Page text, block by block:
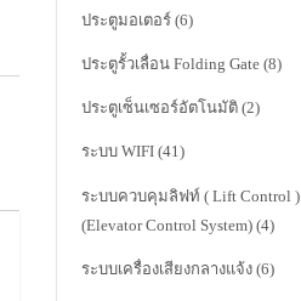
ประตูมอเตอร์ (6)
ประตูรั้วเลื่อน Folding Gate (8)
ประตูเซ็นเซอร์อัตโนมัติ (2)
ระบบ WIFI (41)
ระบบควบคุมลิฟท์ ( Lift Control )
(Elevator Control System) (4)
ระบบเครื่องเสียงกลางแจ้ง (6)